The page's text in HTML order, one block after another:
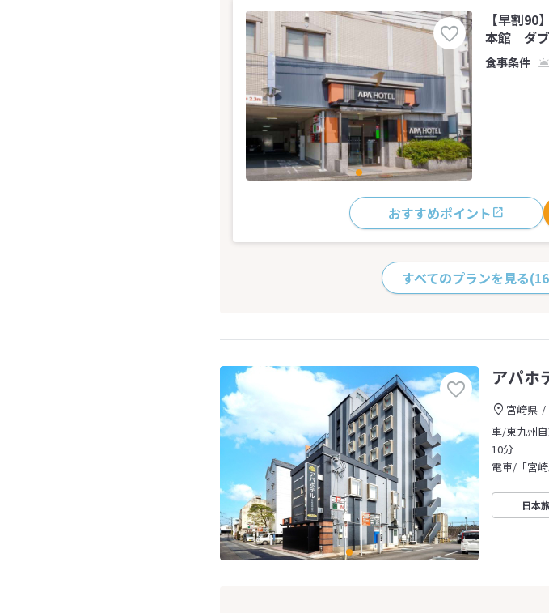
【早割
本館 ダ
おすすめポイント
すべてのプランを見る
アパホ
宮崎県
車/東九州
10分
電車/「宮
日本